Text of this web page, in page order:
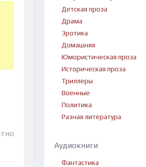
Детская проза
Драма
Эротика
Домашняя
Юмористическая проза
Историческая проза
Триллеры
Военные
Политика
Разная литература
Аудиокниги
Фантастика